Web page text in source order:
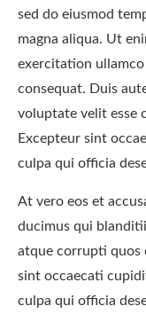
sed do eiusmod
magna aliqua. Ut
exercitation
consequat. Duis
voluptate velit esse
Excepteur sint
culpa qui officia
At vero eos et
ducimus qui
atque corrupti quos
sint occaecati
culpa qui officia